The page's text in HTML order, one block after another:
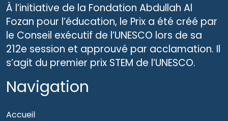
À l’initiative de la Fondation Abdullah Al
Fozan pour l’éducation, le Prix a été créé par
le Conseil exécutif de l’UNESCO lors de sa
212e session et approuvé par acclamation. Il
s’agit du premier prix STEM de l’UNESCO.
Navigation
Accueil